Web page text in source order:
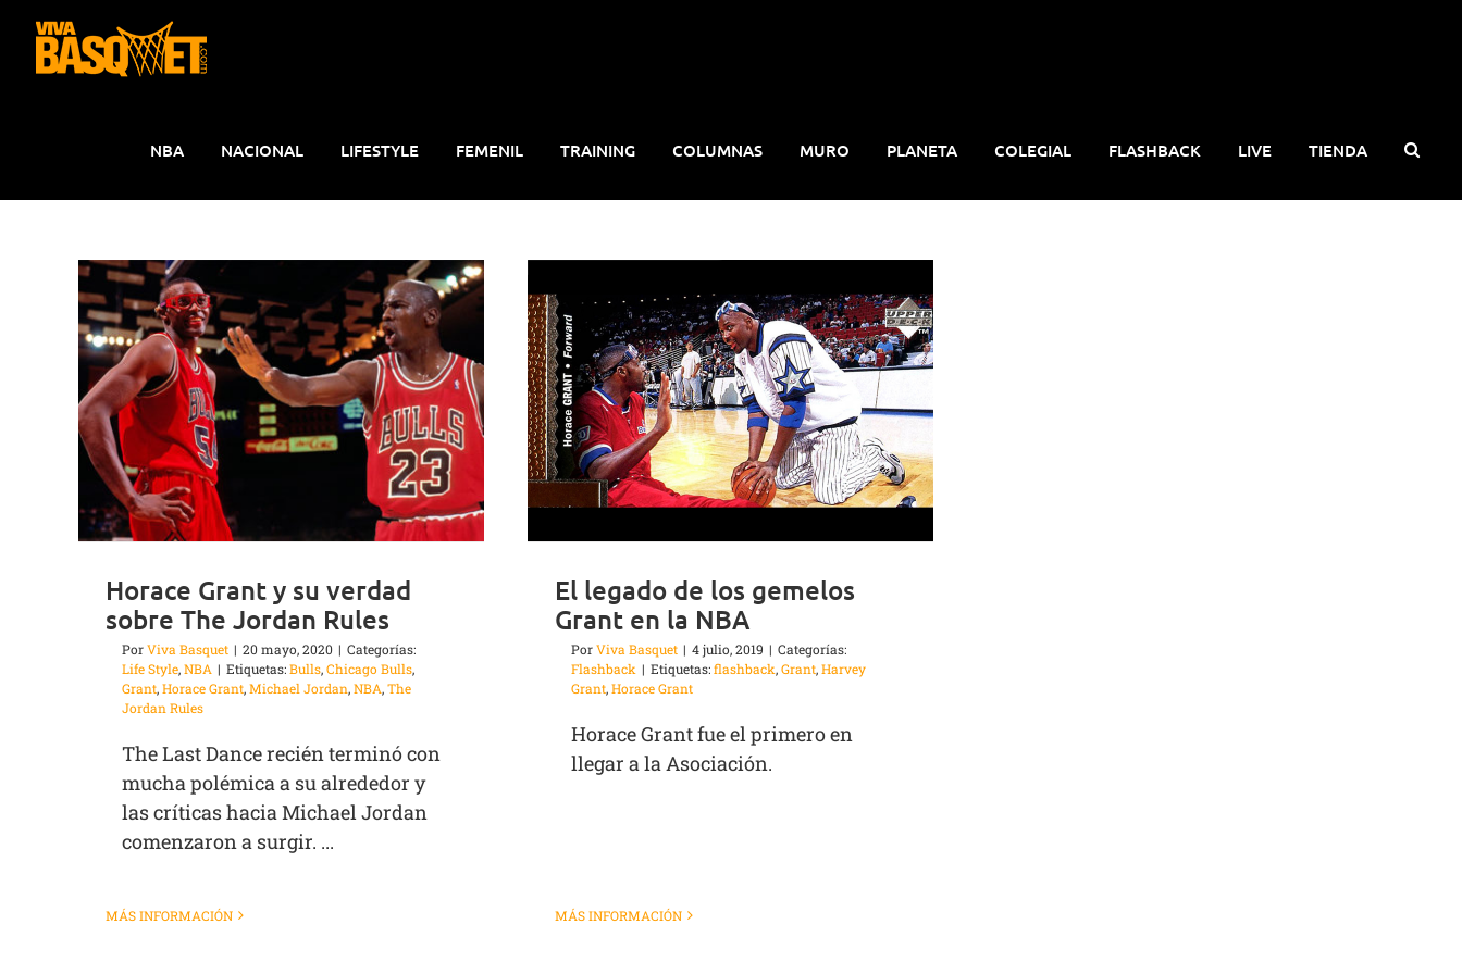
contenido
NBA NACIONAL LIFESTYLE FEMENIL TRAINING COLUMNAS MURO PLANETA COLEGIAL FLASHBACK LIVE TIENDA
Horace Grant y su verdad
sobre The Jordan Rules
PorViva Basquet | 20 mayo, 2020 | Categorías:
Life Style,NBA | Etiquetas:Bulls,Chicago Bulls,
Grant,Horace Grant,Michael Jordan,NBA,The
Jordan Rules
The Last Dance recién terminó con
mucha polémica a su alrededor y
las críticas hacia Michael Jordan
comenzaron a surgir. ...
MÁS INFORMACIÓN
El legado de los gemelos
Grant en la NBA
PorViva Basquet | 4 julio, 2019 | Categorías:
Flashback | Etiquetas:flashback,Grant,Harvey
Grant,Horace Grant
Horace Grant fue el primero en
llegar a la Asociación.
MÁS INFORMACIÓN